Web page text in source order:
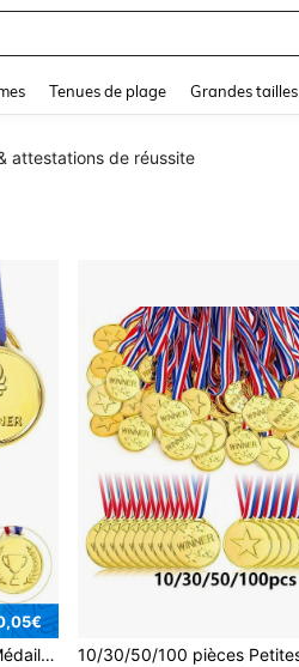
Tenues de plage Grandes tailles
attestations de réussite
prix des jeux d'équipe